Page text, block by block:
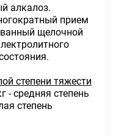
алкалоз.
прием
щелочной
степени тяжести
- средняя степень
степень